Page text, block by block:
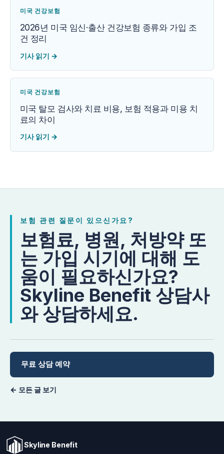
미국 건강보험
2026년 미국 임신·출산 건강보험 종류와 가입 조
건 정리
기사 읽기 →
미국 건강보험
미국 탈모 검사와 치료 비용, 보험 적용과 미용 치
료의 차이
기사 읽기 →
보험 관련 질문이 있으신가요?
보험료, 병원, 처방약 또
는 가입 시기에 대해 도
움이 필요하신가요?
Skyline Benefit 상담사
와 상담하세요.
무료 상담 예약
← 모든 글 보기
Skyline Benefit